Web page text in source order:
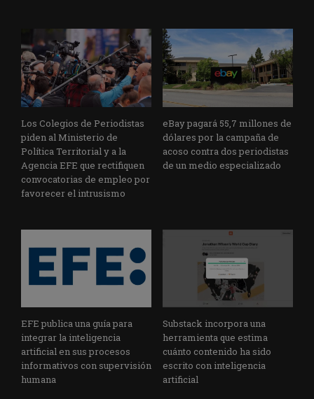
Los Colegios de Periodistas
piden al Ministerio de
Política Territorial y a la
Agencia EFE que rectifiquen
convocatorias de empleo por
favorecer el intrusismo
eBay pagará 55,7 millones de
dólares por la campaña de
acoso contra dos periodistas
de un medio especializado
EFE publica una guía para
integrar la inteligencia
artificial en sus procesos
informativos con supervisión
humana
Substack incorpora una
herramienta que estima
cuánto contenido ha sido
escrito con inteligencia
artificial